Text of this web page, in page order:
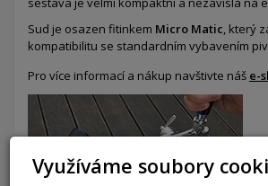
Sud je osazen fitinkem Micro Matic , který
kompatibilitu se standardním vybavením
Pro více informací a nákup navštivte náš e-
Využíváme soubory